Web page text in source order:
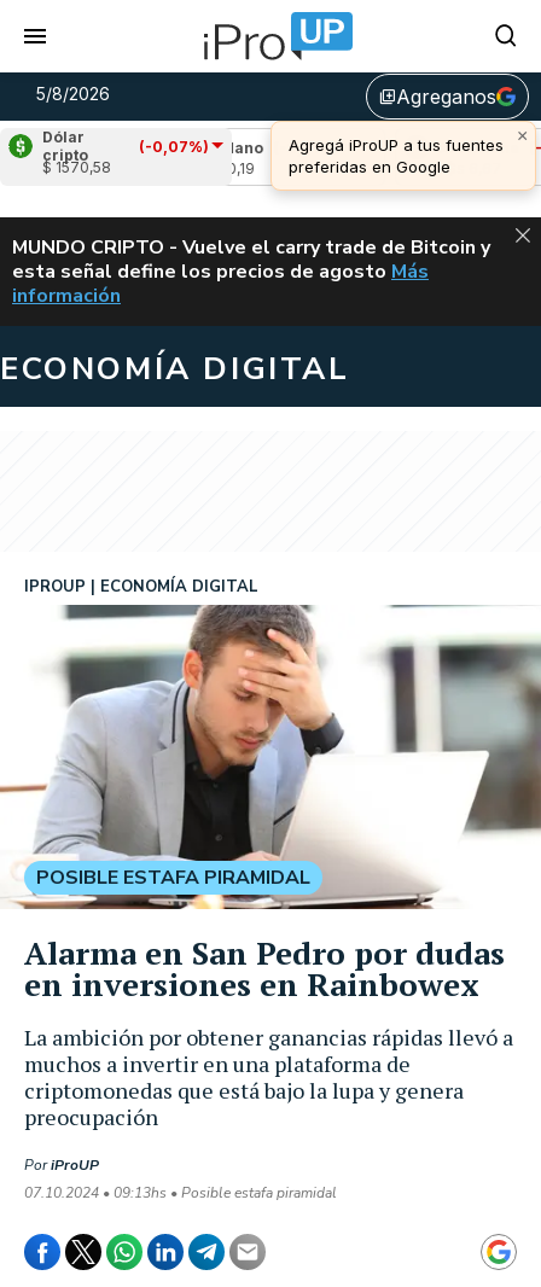
5/8/2026 library_addAgreganos
×
Agregá iProUP a tus fuentes
preferidas en Google
Dólar
cripto
(-0,07%)
$ 1570,58
Cardano
(-0,21%)
Avalanche (-
u$s 6,67
ALERTA
MUNDO CRIPTO - Vuelve el carry trade de Bitcoin y
esta señal define los precios de agosto VUELVE EL
Más
información
ECONOMÍA DIGITAL
La ambición por obtener ganancias rápidas llevó a
muchos a invertir en una plataforma de
criptomonedas que está bajo la lupa y genera
preocupación
IPROUP ECONOMÍA DIGITAL
PoriProUP
07.10.2024 • 09:13hs • Posible estafa piramidal
POSIBLE ESTAFA PIRAMIDAL
Alarma en San Pedro por dudas
en inversiones en Rainbowex